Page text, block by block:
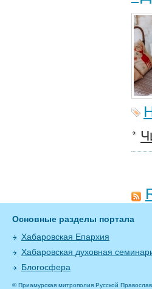
Основные разделы портала
Хабаровская Епархия
Хабаровская духовная
Блогосфера
© Приамурская митрополия Русской